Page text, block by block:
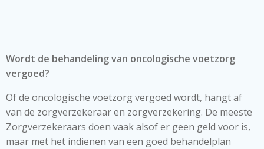
Wordt de behandeling van oncologische voetzorg
vergoed?
Of de oncologische voetzorg vergoed wordt, hangt af
van de zorgverzekeraar en zorgverzekering. De meeste
Zorgverzekeraars doen vaak alsof er geen geld voor is,
maar met het indienen van een goed behandelplan